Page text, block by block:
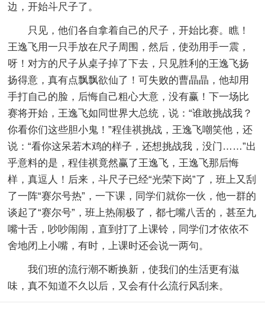
边，开始斗尺子了。
只见，他们各自拿着自己的尺子，开始比赛。瞧！
王逸飞用一只手放在尺子周围，然后，使劲用手一震，
呀！对方的尺子从桌子掉了下去，只见胜利的王逸飞扬
扬得意，真有点飘飘欲仙了！可失败的曹晶晶，他却用
手打自己的脸，后悔自己粗心大意，没有赢！下一场比
赛将开始，王逸飞如同世界大总统，说：“谁敢挑战我？
你看你们这些胆小鬼！”程佳祺挑战，王逸飞嘲笑他，还
说：“看你这呆若木鸡的样子，还想挑战我，没门……”出
乎意料的是，程佳祺竟然赢了王逸飞，王逸飞那后悔
样，真逗人！后来，斗尺子已经“光荣下岗”了，班上又刮
了一阵“赛尔号热”，一下课，同学们就你一伙，他一群的
谈起了“赛尔号”，班上热闹极了，都七嘴八舌的，甚至九
嘴十舌，吵吵闹闹，直到打了上课铃，同学们才依依不
舍地闭上小嘴，有时，上课时还会说一两句。
我们班的流行潮不断换新，使我们的生活更有滋
味，真不知道不久以后，又会有什么流行风刮来。